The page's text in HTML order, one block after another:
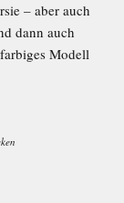
– aber auch
dann auch
Modell